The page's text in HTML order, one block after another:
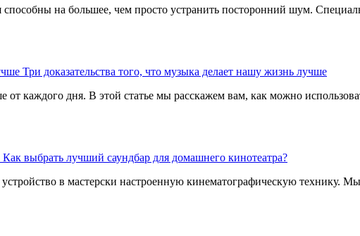
на большее, чем просто устранить посторонний шум.
Три доказательства того, что музыка делает нашу жизнь лучше
от каждого дня. В этой статье мы расскажем вам, как можно
Как выбрать лучший саундбар для домашнего кинотеатра?
в мастерски настроенную кинематографическую технику.